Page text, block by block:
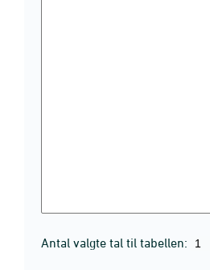
Antal valgte tal til tabellen: